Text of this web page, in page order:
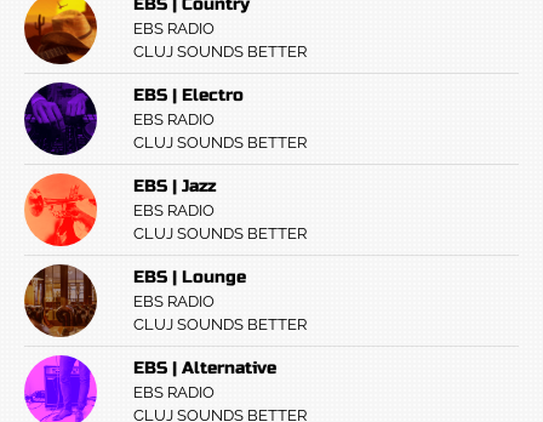
EBS RADIO
CLUJ SOUNDS BETTER
EBS | Electro
EBS RADIO
CLUJ SOUNDS BETTER
EBS | Jazz
EBS RADIO
CLUJ SOUNDS BETTER
EBS | Lounge
EBS RADIO
CLUJ SOUNDS BETTER
EBS | Alternative
EBS RADIO
CLUJ SOUNDS BETTER